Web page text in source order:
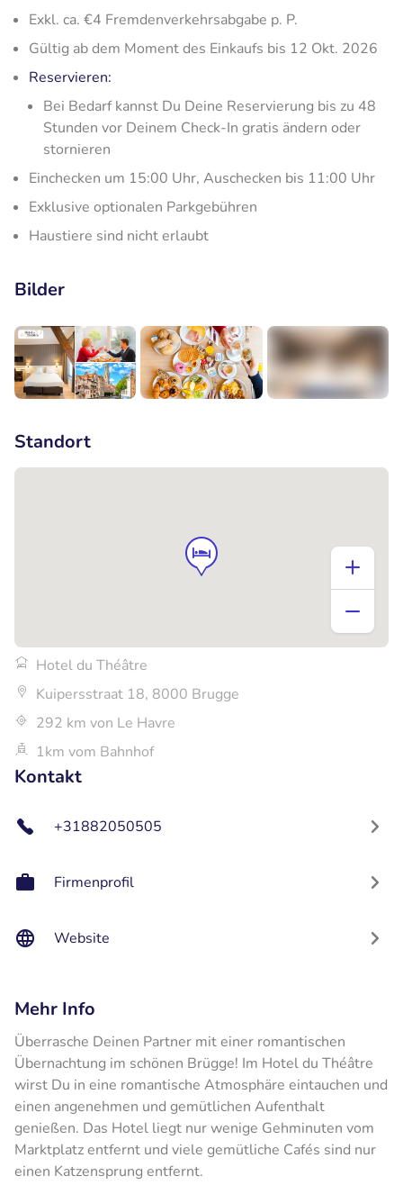
Exkl. ca. €4 Fremdenverkehrsabgabe p. P.
Gültig ab dem Moment des Einkaufs bis 12 Okt. 2026
Reservieren:
Bei Bedarf kannst Du Deine Reservierung bis zu 48
Stunden vor Deinem Check-In gratis ändern oder
stornieren
Einchecken um 15:00 Uhr, Auschecken bis 11:00 Uhr
Exklusive optionalen Parkgebühren
Haustiere sind nicht erlaubt
Bilder
Standort
Hotel du Théâtre
Kuipersstraat 18, 8000 Brugge
292 km von Le Havre
1km vom Bahnhof
Kontakt
+31882050505
Firmenprofil
Website
Mehr Info
Überrasche Deinen Partner mit einer romantischen
Übernachtung im schönen Brügge! Im Hotel du Théâtre
wirst Du in eine romantische Atmosphäre eintauchen und
einen angenehmen und gemütlichen Aufenthalt
genießen. Das Hotel liegt nur wenige Gehminuten vom
Marktplatz entfernt und viele gemütliche Cafés sind nur
einen Katzensprung entfernt.